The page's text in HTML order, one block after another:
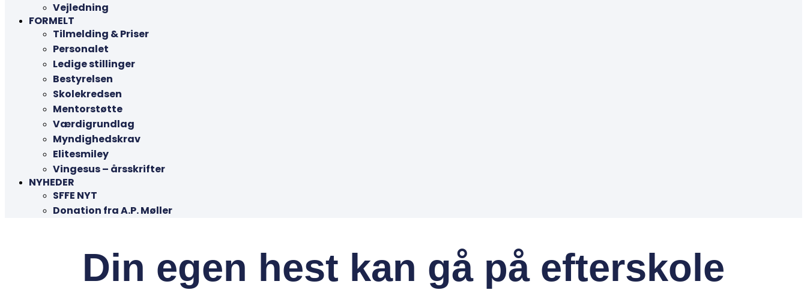
Vejledning
FORMELT
Tilmelding & Priser
Personalet
Ledige stillinger
Bestyrelsen
Skolekredsen
Mentorstøtte
Værdigrundlag
Myndighedskrav
Elitesmiley
Vingesus – årsskrifter
NYHEDER
SFFE NYT
Donation fra A.P. Møller
Din egen hest kan gå på efterskole